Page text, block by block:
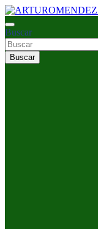
Saltar
al
contenido
ARTURO MENDEZ
Buscar
Buscar